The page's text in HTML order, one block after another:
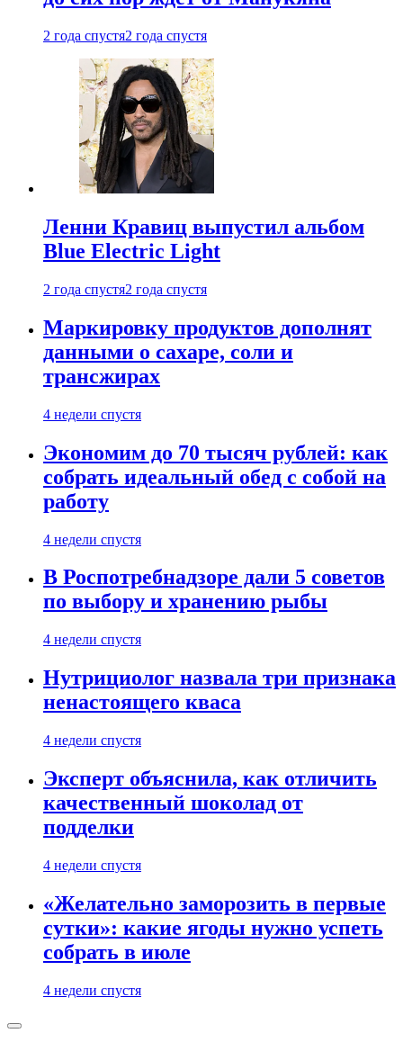
2 года спустя2 года спустя
Ленни Кравиц выпустил альбом
Blue Electric Light
2 года спустя2 года спустя
Маркировку продуктов дополнят
данными о сахаре, соли и
трансжирах
4 недели спустя
Экономим до 70 тысяч рублей: как
собрать идеальный обед с собой на
работу
4 недели спустя
В Роспотребнадзоре дали 5 советов
по выбору и хранению рыбы
4 недели спустя
Нутрициолог назвала три признака
ненастоящего кваса
4 недели спустя
Эксперт объяснила, как отличить
качественный шоколад от
подделки
4 недели спустя
«Желательно заморозить в первые
сутки»: какие ягоды нужно успеть
собрать в июле
4 недели спустя